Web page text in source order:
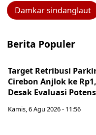
Damkar sindanglaut
Berita Populer
Target Retribusi
Cirebon Anjlok ke
Desak Evaluasi
Kamis, 6 Agu 2026 - 11:56